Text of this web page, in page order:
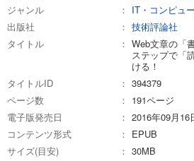
ジャンル
IT・コンピュ
出版社
技術評論社
タイトル
Web文章の「
ステップで「
ける！
タイトルID
394379
ページ数
191ページ
電子版発売日
2016年09月16
コンテンツ形式
EPUB
サイズ(目安)
30MB